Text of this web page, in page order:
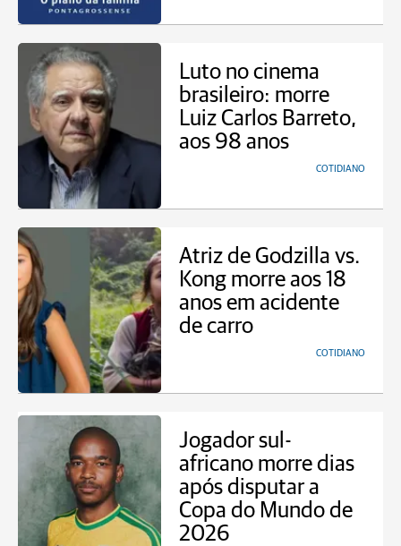
Luto no cinema
brasileiro: morre
Luiz Carlos Barreto,
aos 98 anos
COTIDIANO
Atriz de Godzilla vs.
Kong morre aos 18
anos em acidente
de carro
COTIDIANO
Jogador sul-
africano morre dias
após disputar a
Copa do Mundo de
2026